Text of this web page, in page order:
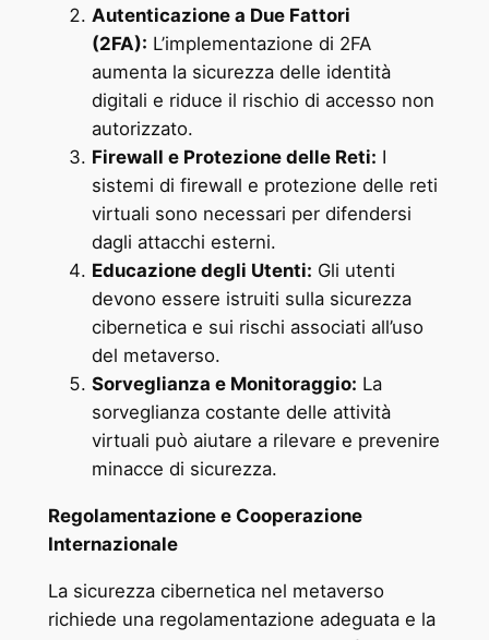
Autenticazione a Due Fattori
(2FA): L’implementazione di 2FA
aumenta la sicurezza delle identità
digitali e riduce il rischio di accesso non
autorizzato.
Firewall e Protezione delle Reti: I
sistemi di firewall e protezione delle reti
virtuali sono necessari per difendersi
dagli attacchi esterni.
Educazione degli Utenti: Gli utenti
devono essere istruiti sulla sicurezza
cibernetica e sui rischi associati all’uso
del metaverso.
Sorveglianza e Monitoraggio: La
sorveglianza costante delle attività
virtuali può aiutare a rilevare e prevenire
minacce di sicurezza.
Regolamentazione e Cooperazione
Internazionale
La sicurezza cibernetica nel metaverso
richiede una regolamentazione adeguata e la